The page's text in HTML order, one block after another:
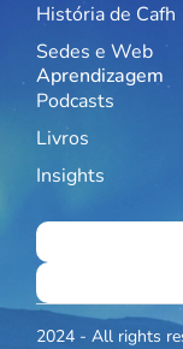
História de Cafh
Sedes e Web
Aprendizagem
Podcasts
Livros
Insights
2024 - All rights